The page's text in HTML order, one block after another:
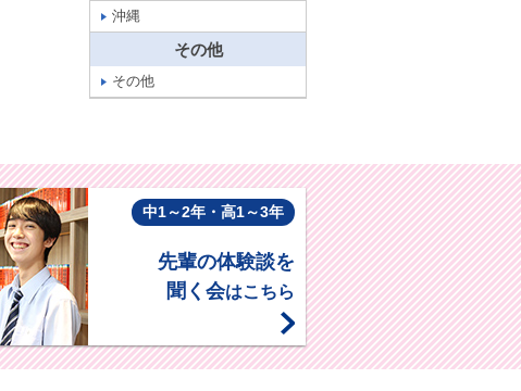
沖縄
その他
その他
中1～2年・高1～3年
先輩の体験談を
聞く会はこちら